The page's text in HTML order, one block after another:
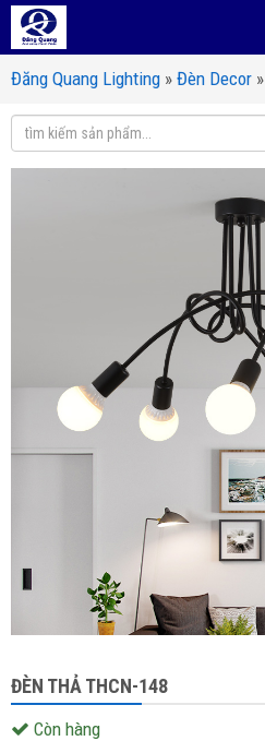
Đăng Quang Lighting » Đèn Decor »
ĐÈN THẢ THCN-148
Còn hàng